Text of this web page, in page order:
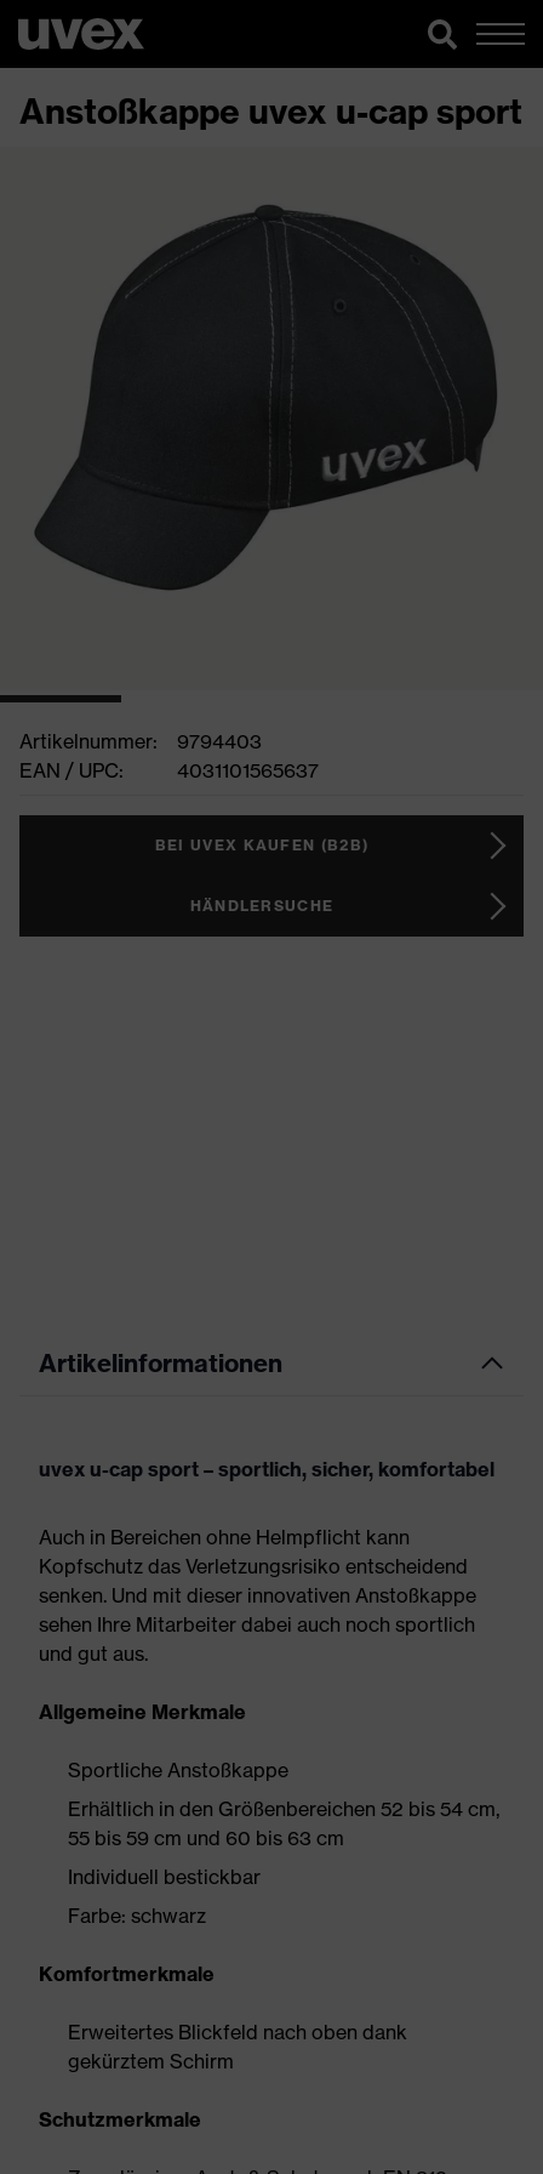
Anstoßkappe uvex u-cap sport
Artikelnummer:
9794403
EAN / UPC:
4031101565637
BEI UVEX KAUFEN (B2B)
HÄNDLERSUCHE
Artikelinformationen
uvex u-cap sport – sportlich, sicher, komfortabel
Auch in Bereichen ohne Helmpflicht kann
Kopfschutz das Verletzungsrisiko entscheidend
senken. Und mit dieser innovativen Anstoßkappe
sehen Ihre Mitarbeiter dabei auch noch sportlich
und gut aus.
Allgemeine Merkmale
Sportliche Anstoßkappe
Erhältlich in den Größenbereichen 52 bis 54 cm,
55 bis 59 cm und 60 bis 63 cm
Individuell bestickbar
Farbe: schwarz
Komfortmerkmale
Erweitertes Blickfeld nach oben dank
gekürztem Schirm
Schutzmerkmale